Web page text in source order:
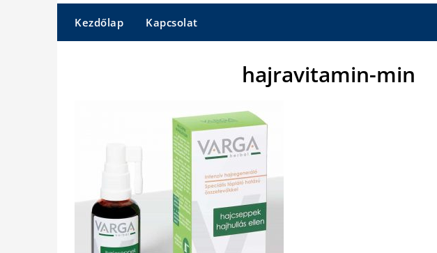
Kezdőlap Kapcsolat
hajravitamin-min